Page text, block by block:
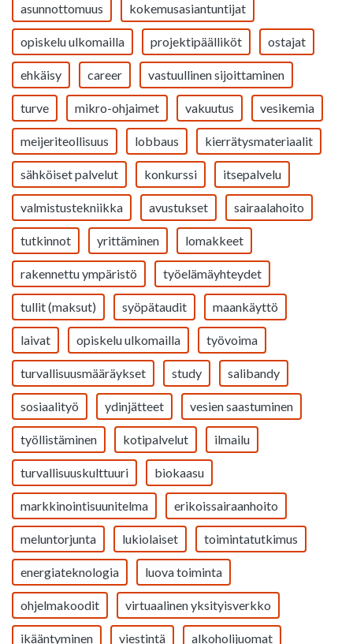
asunnottomuus kokemusasiantuntijat
opiskelu ulkomailla projektipäälliköt ostajat
ehkäisy career vastuullinen sijoittaminen
turve mikro-ohjaimet vakuutus vesikemia
meijeriteollisuus lobbaus kierrätysmateriaalit
sähköiset palvelut konkurssi itsepalvelu
valmistustekniikka avustukset sairaalahoito
tutkinnot yrittäminen lomakkeet
rakennettu ympäristö työelämäyhteydet
tullit (maksut) syöpätaudit maankäyttö
laivat opiskelu ulkomailla työvoima
turvallisuusmääräykset study salibandy
sosiaalityö ydinjätteet vesien saastuminen
työllistäminen kotipalvelut ilmailu
turvallisuuskulttuuri biokaasu
markkinointisuunitelma erikoissairaanhoito
meluntorjunta lukiolaiset toimintatutkimus
energiateknologia luova toiminta
ohjelmakoodit virtuaalinen yksityisverkko
ikääntyminen viestintä alkoholijuomat